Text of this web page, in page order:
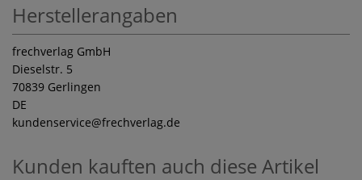
Herstellerangaben
frechverlag GmbH
Dieselstr. 5
70839 Gerlingen
DE
kundenservice@frechverlag.de
Kunden kauften auch diese Artikel